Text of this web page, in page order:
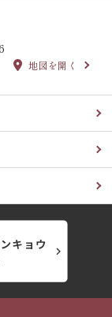
地図を開く